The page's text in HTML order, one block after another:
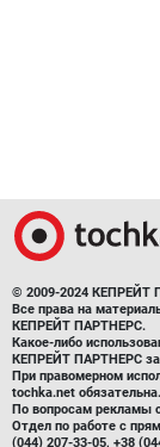
© 2009-2024 КЕПРЕЙТ
Все права на
КЕПРЕЙТ ПАРТНЕРС.
Какое-либо
КЕПРЕЙТ ПАРТНЕРС
При правомерном
tochka.net обязательна.
По вопросам рекламы
Отдел по работе с
(044) 207-33-05, +38